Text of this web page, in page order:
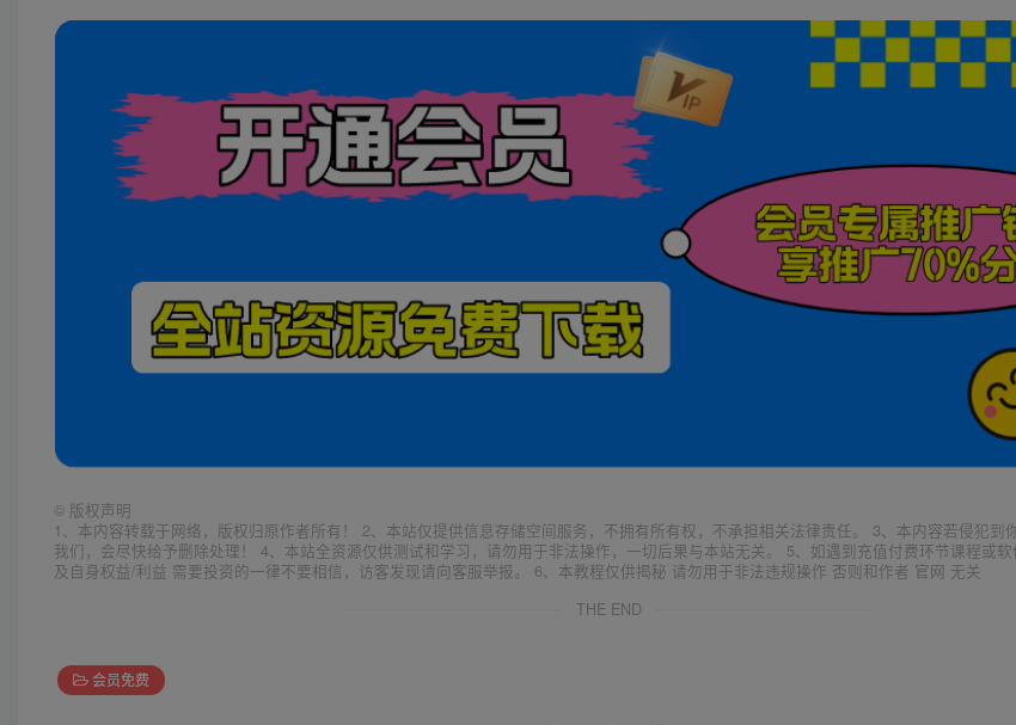
© 版权声明
1、本内容转载于网络，版权归原作者所有！ 2、本站仅提供信息存储空间服务，不拥有所有权，不承担相关法律责任。 3、本内容若侵犯到
我们，会尽快给予删除处理！ 4、本站全资源仅供测试和学习，请勿用于非法操作，一切后果与本站无关。 5、如遇到充值付费环节课程或
及自身权益/利益 需要投资的一律不要相信，访客发现请向客服举报。 6、本教程仅供揭秘 请勿用于非法违规操作 否则和作者 官网 无关
THE END
会员免费